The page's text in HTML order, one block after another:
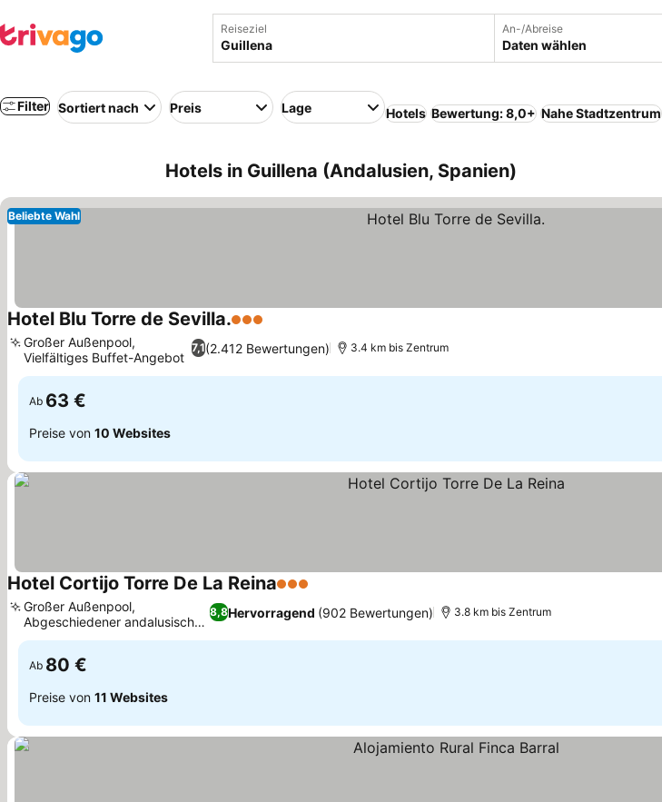
Reiseziel An-/Abreise
Daten wählen
Filter Sortiert nach Preis Lage Hotels Bewertung: 8,0+ Nahe Stadtzentrum
Hotels in Guillena (Andalusien, Spanien)
Beliebte Wahl
Hotel Blu Torre de Sevilla.3 Sterne
7,1(2.412 Bewertungen)
Großer Außenpool,
Vielfältiges Buffet-Angebot
3.4 km bis Zentrum
Ab 63 €
Preise von 10 Websites
Hotel Cortijo Torre De La Reina3 Sterne
8,8Hervorragend (902 Bewertungen)
Großer Außenpool,
Abgeschiedener andalusischer
Rückzugsort
3.8 km bis Zentrum
Ab 80 €
Preise von 11 Websites